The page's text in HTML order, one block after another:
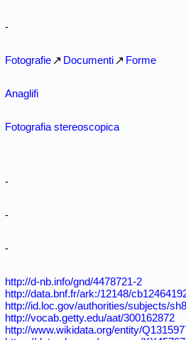
-
Fotografie Documenti Forme
Anaglifi
Fotografia stereoscopica
-
-
-
http://d-nb.info/gnd/4478721-2
http://data.bnf.fr/ark:/12148/
http://id.loc.gov/authorities/subjects/
http://vocab.getty.edu/aat/300162872
http://www.wikidata.org/entity/